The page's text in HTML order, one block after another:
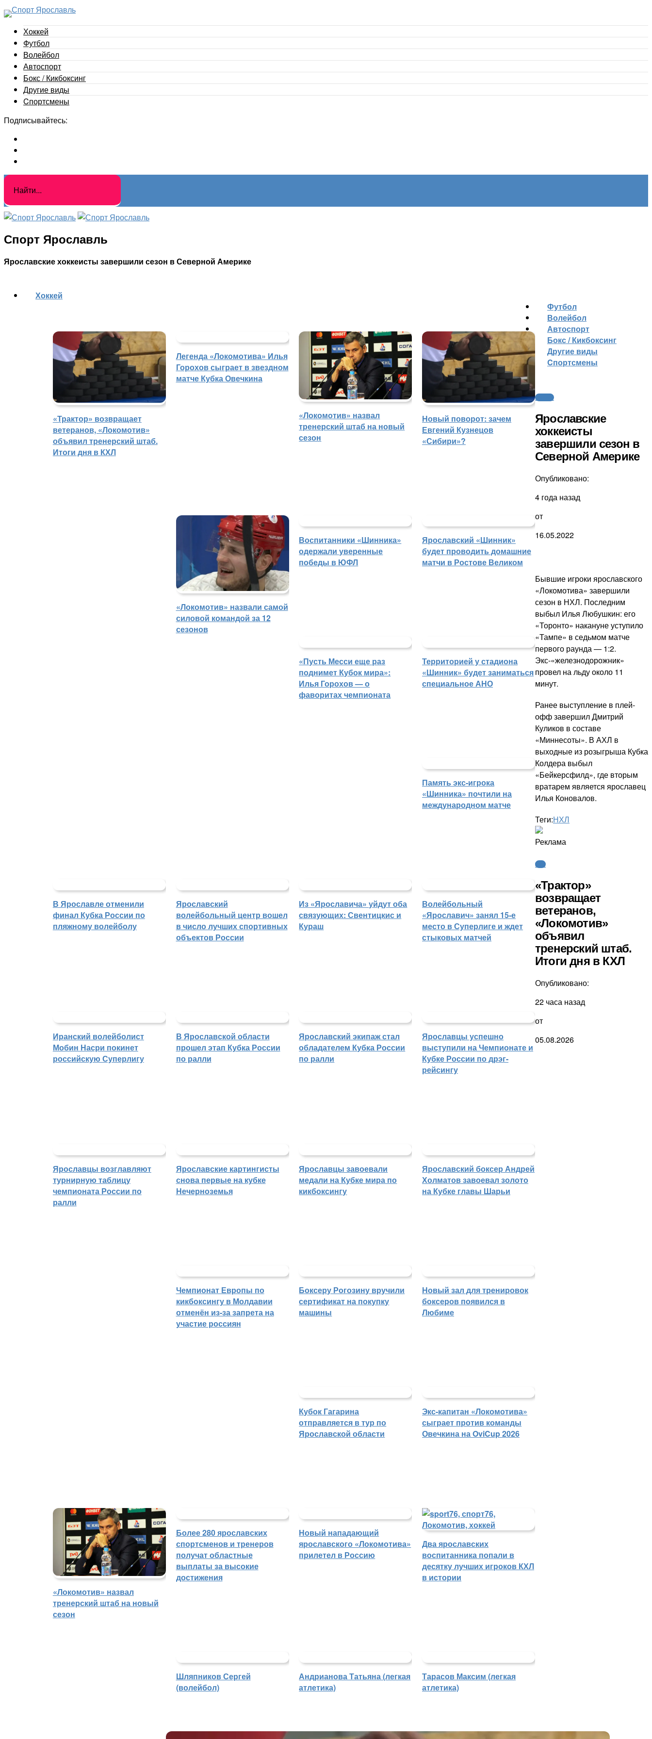
Хоккей
Футбол
Волейбол
Автоспорт
Бокс / Кикбоксинг
Другие виды
Cпортсмены
Подписывайтесь:
Спорт Ярославль
Ярославские хоккеисты завершили сезон в Северной Америке
Хоккей
«Трактор» возвращает
ветеранов, «Локомотив»
объявил тренерский штаб.
Итоги дня в КХЛ
Легенда «Локомотива» Илья
Горохов сыграет в звездном
матче Кубка Овечкина
«Локомотив» назвал
тренерский штаб на новый
сезон
Новый поворот: зачем
Евгений Кузнецов
«Сибири»?
«Локомотив» назвали самой
силовой командой за 12
сезонов
Футбол
Воспитанники «Шинника»
одержали уверенные
победы в ЮФЛ
Ярославский «Шинник»
будет проводить домашние
матчи в Ростове Великом
«Пусть Месси еще раз
поднимет Кубок мира»:
Илья Горохов — о
фаворитах чемпионата
Территорией у стадиона
«Шинник» будет заниматься
специальное АНО
Память экс-игрока
«Шинника» почтили на
международном матче
Волейбол
В Ярославле отменили
финал Кубка России по
пляжному волейболу
Ярославский
волейбольный центр вошел
в число лучших спортивных
объектов России
Из «Ярославича» уйдут оба
связующих: Свентицкис и
Кураш
Волейбольный
«Ярославич» занял 15-е
место в Суперлиге и ждет
стыковых матчей
Иранский волейболист
Мобин Насри покинет
российскую Суперлигу
Автоспорт
В Ярославской области
прошел этап Кубка России
по ралли
Ярославский экипаж стал
обладателем Кубка России
по ралли
Ярославцы успешно
выступили на Чемпионате и
Кубке России по дрэг-
рейсингу
Ярославцы возглавляют
турнирную таблицу
чемпионата России по
ралли
Ярославские картингисты
снова первые на кубке
Нечерноземья
Бокс / Кикбоксинг
Ярославцы завоевали
медали на Кубке мира по
кикбоксингу
Ярославский боксер Андрей
Холматов завоевал золото
на Кубке главы Шарьи
Чемпионат Европы по
кикбоксингу в Молдавии
отменён из-за запрета на
участие россиян
Боксеру Рогозину вручили
сертификат на покупку
машины
Новый зал для тренировок
боксеров появился в
Любиме
Другие виды
Кубок Гагарина
отправляется в тур по
Ярославской области
Экс-капитан «Локомотива»
сыграет против команды
Овечкина на OviCup 2026
«Локомотив» назвал
тренерский штаб на новый
сезон
Более 280 ярославских
спортсменов и тренеров
получат областные
выплаты за высокие
достижения
Новый нападающий
ярославского «Локомотива»
прилетел в Россию
Cпортсмены
Два ярославских
воспитанника попали в
десятку лучших игроков КХЛ
в истории
Шляпников Сергей
(волейбол)
Андрианова Татьяна (легкая
атлетика)
Тарасов Максим (легкая
атлетика)
Хоккей
Ярославские
хоккеисты
завершили сезон в
Северной Америке
Опубликовано:
4 года назад
от
16.05.2022
Бывшие игроки ярославского
«Локомотива» завершили
сезон в НХЛ. Последним
выбыл Илья Любушкин: его
«Торонто» накануне уступило
«Тампе» в седьмом матче
первого раунда — 1:2.
Экс-«железнодорожник»
провел на льду около 11
минут.
Ранее выступление в плей-
офф завершил Дмитрий
Куликов в составе
«Миннесоты». В АХЛ в
выходные из розыгрыша Кубка
Колдера выбыл
«Бейкерсфилд», где вторым
вратарем является ярославец
Илья Коновалов.
Теги:НХЛ
Реклама
КХЛ
«Трактор»
возвращает
ветеранов,
«Локомотив»
объявил
тренерский штаб.
Итоги дня в КХЛ
Опубликовано:
22 часа назад
от
05.08.2026